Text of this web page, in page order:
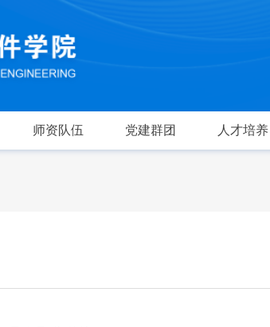
师资队伍 党建群团 人才培养